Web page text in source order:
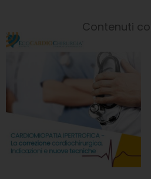
Contenuti